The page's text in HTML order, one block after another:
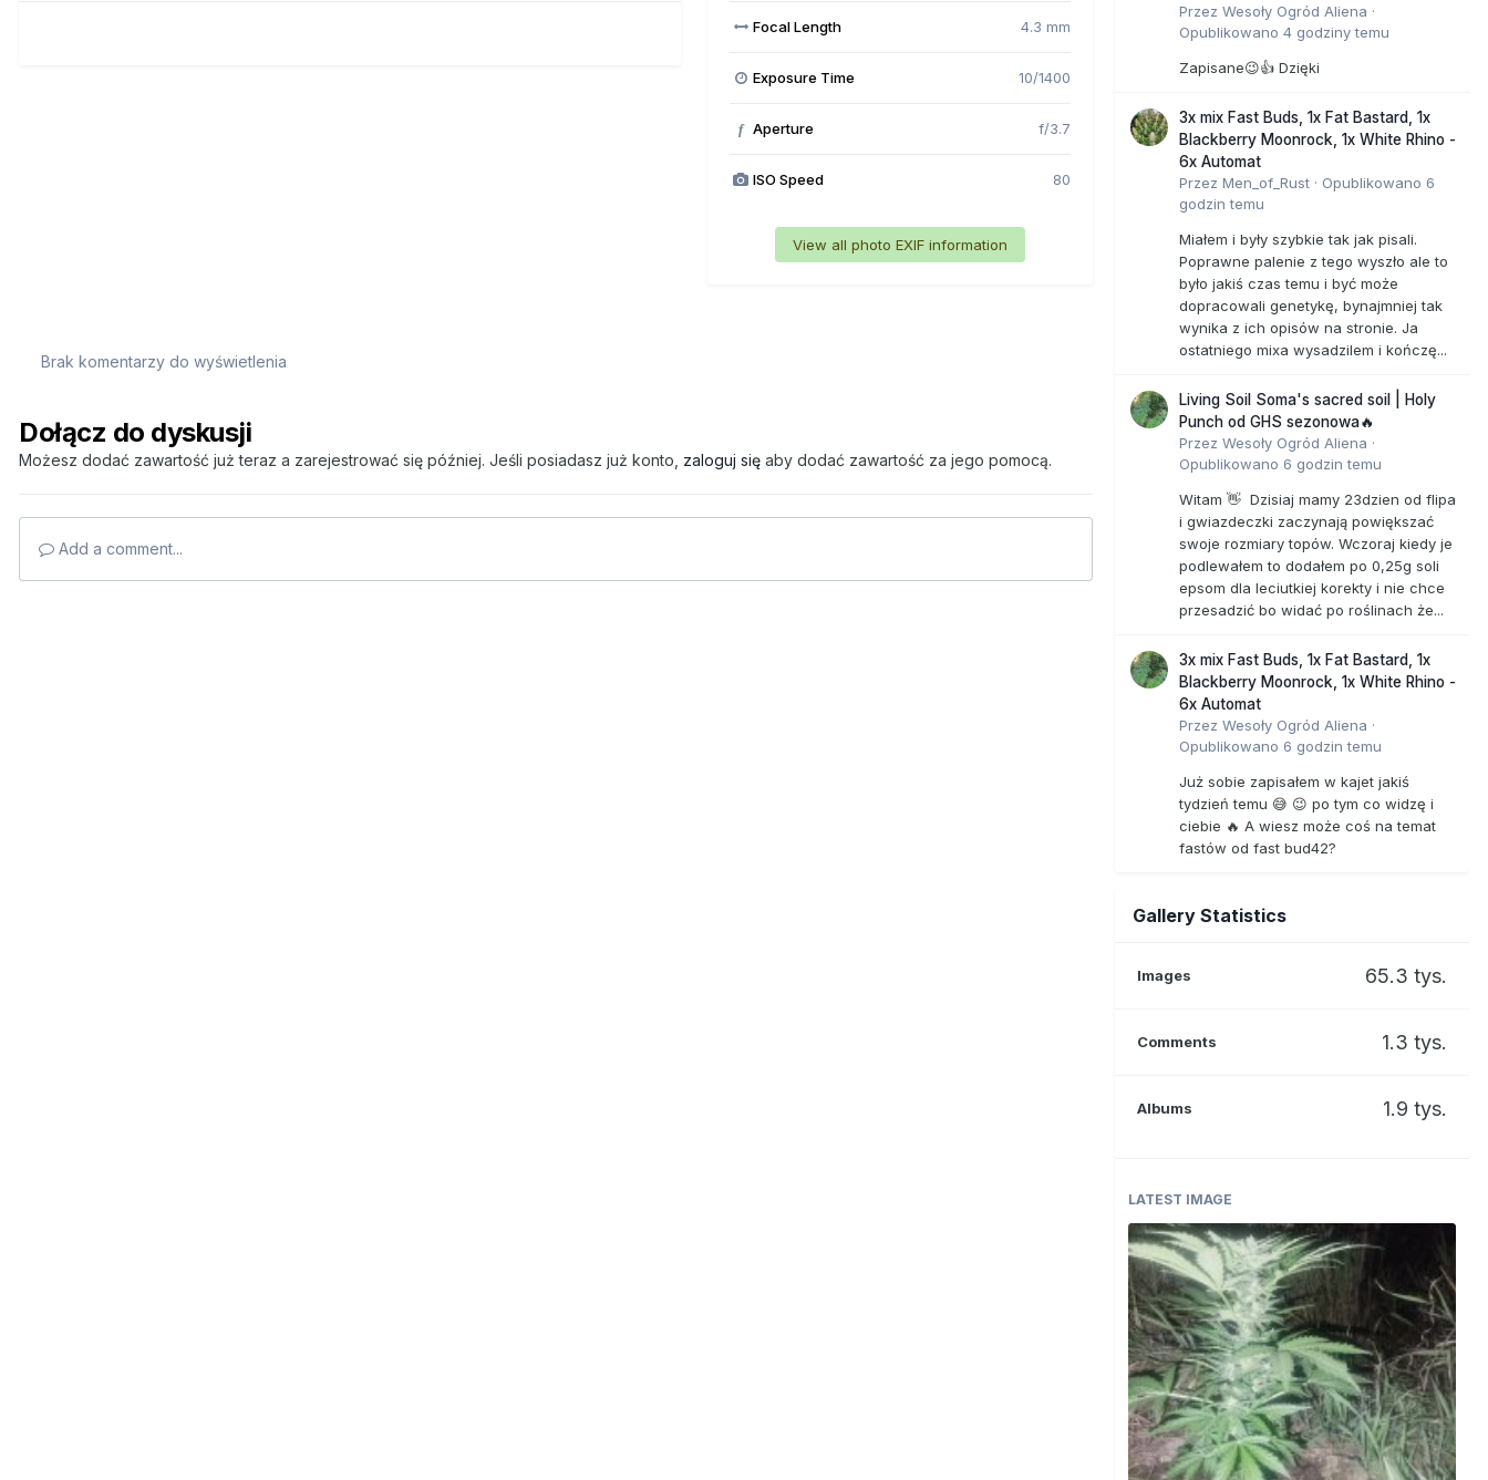
Focal Length 4.3 mm
Exposure Time 10/1400
f Aperture f/3.7
ISO Speed 80
View all photo EXIF information
Brak komentarzy do wyświetlenia
Dołącz do dyskusji
Możesz dodać zawartość już teraz a zarejestrować się później. Jeśli posiadasz już konto, zaloguj się aby dodać zawartość za jego pomocą.
Add a comment...
Przez Wesoły Ogród Aliena ·
Opublikowano 4 godziny temu
Zapisane😉👍 Dzięki
3x mix Fast Buds, 1x Fat Bastard, 1x
Blackberry Moonrock, 1x White Rhino -
6x Automat
Przez Men_of_Rust · Opublikowano 6
godzin temu
Miałem i były szybkie tak jak pisali.
Poprawne palenie z tego wyszło ale to
było jakiś czas temu i być może
dopracowali genetykę, bynajmniej tak
wynika z ich opisów na stronie. Ja
ostatniego mixa wysadzilem i kończę...
Living Soil Soma's sacred soil | Holy
Punch od GHS sezonowa🔥
Przez Wesoły Ogród Aliena ·
Opublikowano 6 godzin temu
Witam 👋 Dzisiaj mamy 23dzien od flipa
i gwiazdeczki zaczynają powiększać
swoje rozmiary topów. Wczoraj kiedy je
podlewałem to dodałem po 0,25g soli
epsom dla leciutkiej korekty i nie chce
przesadzić bo widać po roślinach że...
3x mix Fast Buds, 1x Fat Bastard, 1x
Blackberry Moonrock, 1x White Rhino -
6x Automat
Przez Wesoły Ogród Aliena ·
Opublikowano 6 godzin temu
Już sobie zapisałem w kajet jakiś
tydzień temu 😅 😉 po tym co widzę i
ciebie 🔥 A wiesz może coś na temat
fastów od fast bud42?
Gallery Statistics
Images 65.3 tys.
Comments 1.3 tys.
Albums 1.9 tys.
LATEST IMAGE